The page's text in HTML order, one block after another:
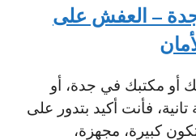
– العفش على
أو مكتبك في جدة، أو
فأنت أكيد بتدور على
كبيرة، مجهزة،